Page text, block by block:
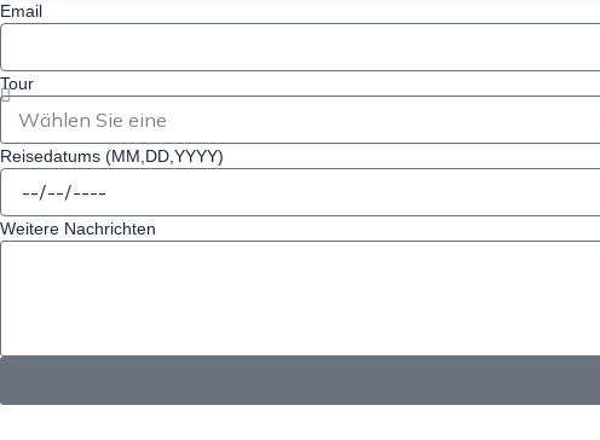
Email
Tour
Reisedatums (MM,DD,YYYY)
Weitere Nachrichten